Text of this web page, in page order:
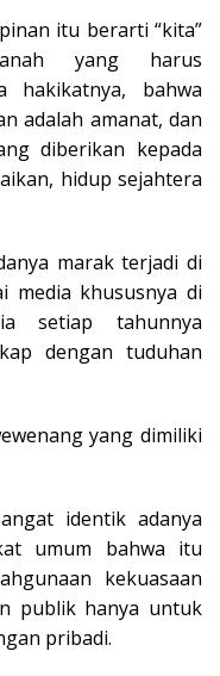
itu berarti “kita”
yang harus
hakikatnya, bahwa
adalah amanat, dan
diberikan kepada
hidup sejahtera
marak terjadi di
media khususnya di
setiap tahunnya
dengan tuduhan
yang dimiliki
identik adanya
umum bahwa itu
kekuasaan
publik hanya untuk
pribadi.